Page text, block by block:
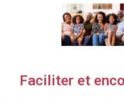
Faciliter et